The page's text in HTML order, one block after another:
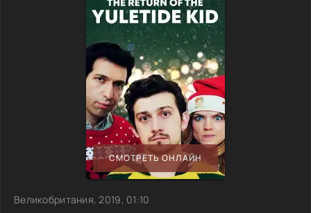
СМОТРЕТЬ ОНЛАЙН
Великобритания, 2019, 01:10